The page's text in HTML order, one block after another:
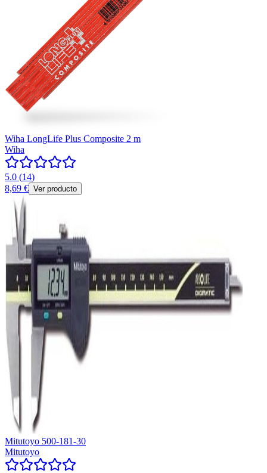
Wiha LongLife Plus Composite 2 m
Wiha
5.0 (14)
8,69 € Ver producto
Mitutoyo 500-181-30
Mitutoyo